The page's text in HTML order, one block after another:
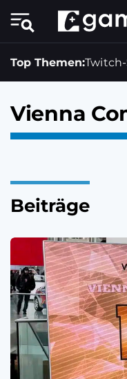
Top Themen:
Vienna
Beiträge